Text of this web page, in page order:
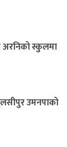
अरनिको स्कुलमा
उमनपाको